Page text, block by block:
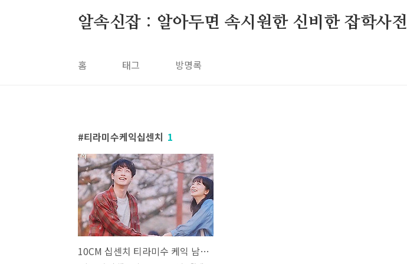
알속신잡 : 알아두면 속시원한 신비한 잡학사전
홈 태그 방명록
티라미수케익십센치 1
10CM 십센치 티라미수 케익 남은 인생 10년 위아더나잇 WE ARE THE NIGHT 가사 노래 뮤비 곡정보